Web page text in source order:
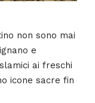
non sono mai
e
ai freschi
icone sacre fin